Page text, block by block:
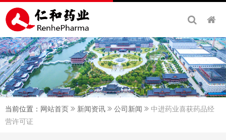
当前位置： 网站首页 新闻资讯 公司新闻
中进药业喜获药品经
营许可证